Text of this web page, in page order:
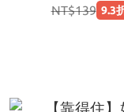
NT$139 9.3